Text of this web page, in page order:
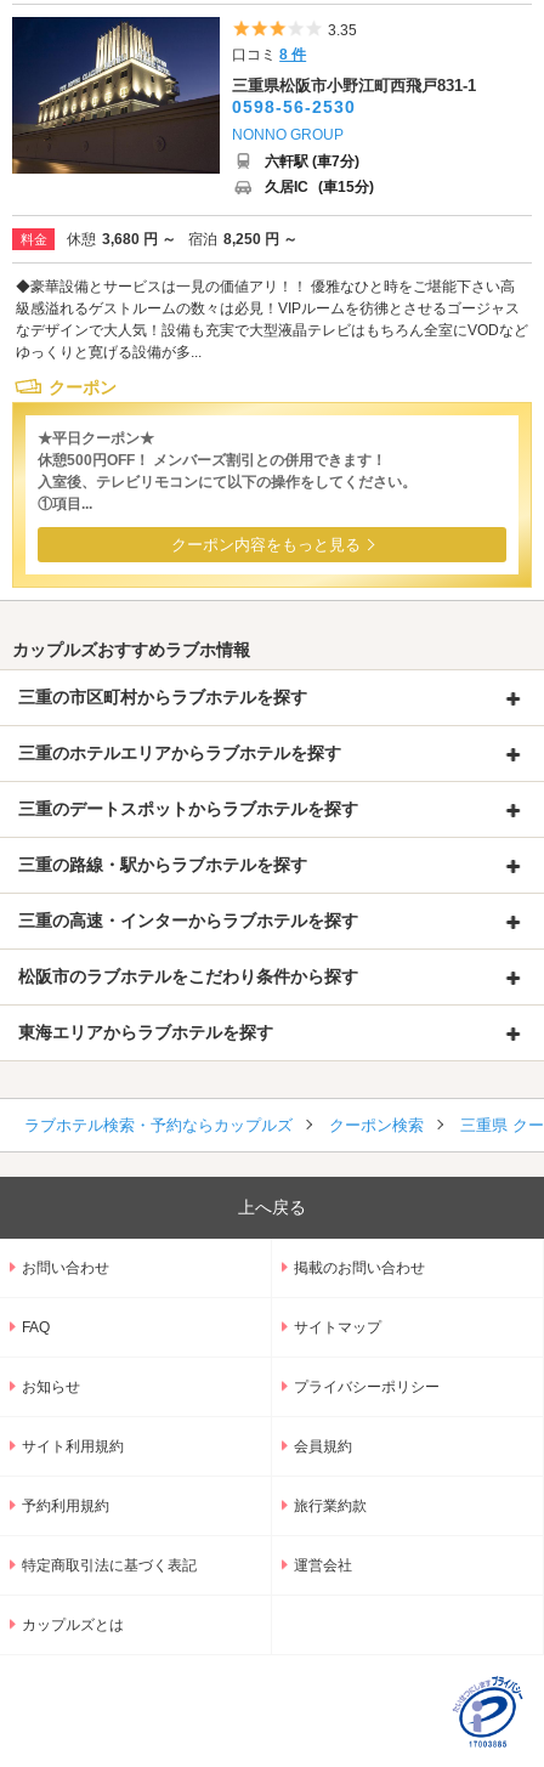
5つ星のうち3
3.35
口コミ8 件
三重県松阪市小野江町西飛戸831-1
0598-56-2530
NONNO GROUP
六軒駅 (車7分)
久居IC (車15分)
料金 休憩 3,680 円 ～ 宿泊 8,250 円 ～
◆豪華設備とサービスは一見の価値アリ！！ 優雅なひと時をご堪能下さい高
級感溢れるゲストルームの数々は必見！VIPルームを彷彿とさせるゴージャス
なデザインで大人気！設備も充実で大型液晶テレビはもちろん全室にVODなど
ゆっくりと寛げる設備が多...
クーポン
★平日クーポン★
休憩500円OFF！ メンバーズ割引との併用できます！
入室後、テレビリモコンにて以下の操作をしてください。
①項目...
クーポン内容をもっと見る
カップルズおすすめラブホ情報
三重の市区町村からラブホテルを探す
三重のホテルエリアからラブホテルを探す
三重のデートスポットからラブホテルを探す
三重の路線・駅からラブホテルを探す
三重の高速・インターからラブホテルを探す
松阪市のラブホテルをこだわり条件から探す
東海エリアからラブホテルを探す
ラブホテル検索・予約ならカップルズ クーポン検索 三重県 ク
上へ戻る
お問い合わせ 掲載のお問い合わせ
FAQ サイトマップ
お知らせ プライバシーポリシー
サイト利用規約 会員規約
予約利用規約 旅行業約款
特定商取引法に基づく表記 運営会社
カップルズとは